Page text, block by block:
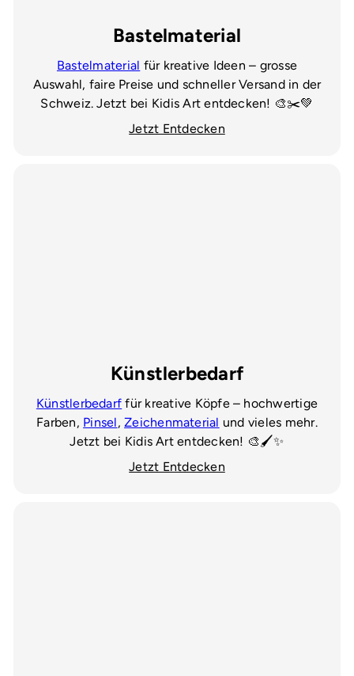
Bastelmaterial
Bastelmaterial für kreative Ideen – grosse
Auswahl, faire Preise und schneller Versand in der
Schweiz. Jetzt bei Kidis Art entdecken! 🎨✂️💚
Jetzt Entdecken
Künstlerbedarf
Künstlerbedarf für kreative Köpfe – hochwertige
Farben, Pinsel,Zeichenmaterial und vieles mehr.
Jetzt bei Kidis Art entdecken! 🎨🖌️✨
Jetzt Entdecken